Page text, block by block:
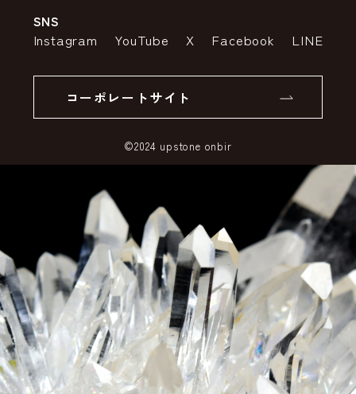
特定商取引法の表示
SSLサーバー証明書とは
SNS
Instagram YouTube X Facebook LINE
コーポレートサイト
©2024 upstone onbir